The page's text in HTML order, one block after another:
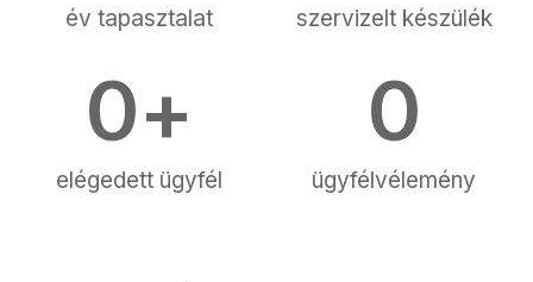
év tapasztalat szervizelt készülék
elégedett ügyfél
0+
ügyfélvélemény
0